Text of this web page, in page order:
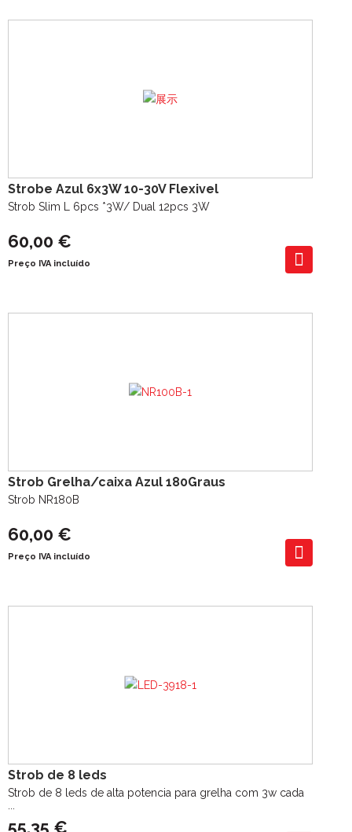
Strobe Azul 6x3W 10-30V Flexivel
Strob Slim L 6pcs *3W/ Dual 12pcs 3W
60,00 €
Preço IVA incluído
Strob Grelha/caixa Azul 180Graus
Strob NR180B
60,00 €
Preço IVA incluído
Strob de 8 leds
Strob de 8 leds de alta potencia para grelha com 3w cada
...
55,35 €